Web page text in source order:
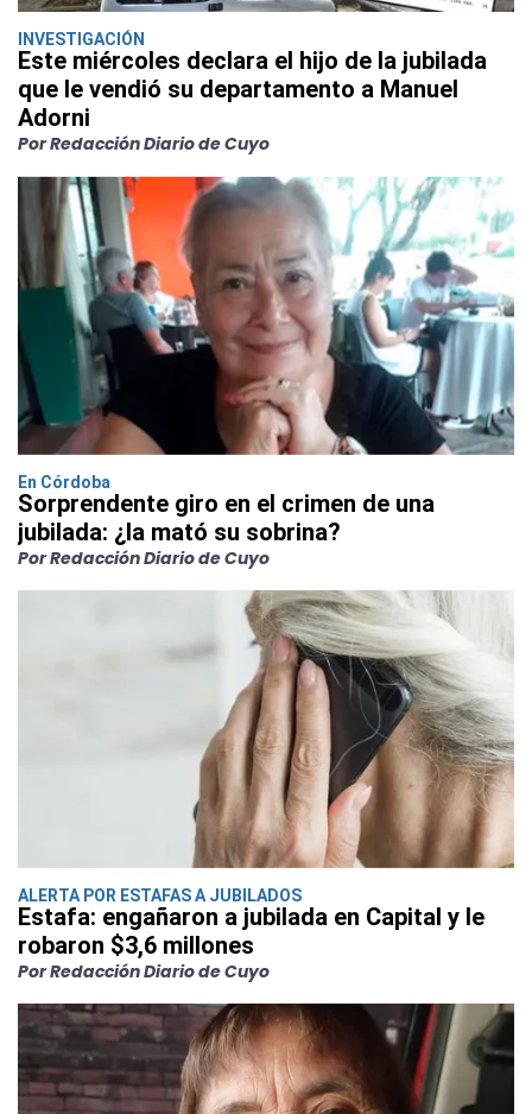
INVESTIGACIÓN
Este miércoles declara el hijo de la jubilada
que le vendió su departamento a Manuel
Adorni
Por Redacción Diario de Cuyo
En Córdoba
Sorprendente giro en el crimen de una
jubilada: ¿la mató su sobrina?
Por Redacción Diario de Cuyo
ALERTA POR ESTAFAS A JUBILADOS
Estafa: engañaron a jubilada en Capital y le
robaron $3,6 millones
Por Redacción Diario de Cuyo